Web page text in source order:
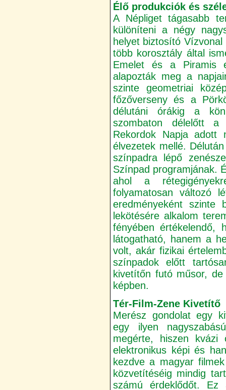
Élő produkciók és
A Népliget tágasabb
különíteni a négy
helyet biztosító
több korosztály által
Emelet és a Piramis
alapozták meg a
szinte geometriai
főzőverseny és a
délutáni órákig a
szombaton délelőtt a
Rekordok Napja adott
élvezetek mellé.
színpadra lépő
Színpad programjának.
ahol a
folyamatosan változó
eredményeként szinte
lekötésére alkalom
fényében értékelendő,
látogatható, hanem a
volt, akár fizikai
színpadok előtt
kivetítőn futó műsor,
képben.
Tér-Film-Zene Kivetítő
Merész gondolat egy
egy ilyen
megérte, hiszen
elektronikus képi és
kezdve a magyar
közvetítéséig mindig
számú érdeklődőt. Ez